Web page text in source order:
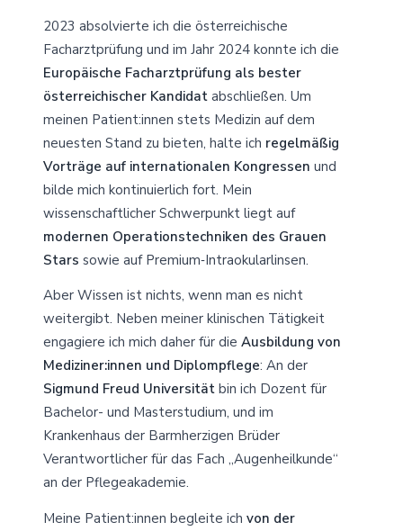
2023 absolvierte ich die österreichische
Facharztprüfung und im Jahr 2024 konnte ich die
Europäische Facharztprüfung als bester
österreichischer Kandidat abschließen. Um
meinen Patient:innen stets Medizin auf dem
neuesten Stand zu bieten, halte ich regelmäßig
Vorträge auf internationalen Kongressen und
bilde mich kontinuierlich fort. Mein
wissenschaftlicher Schwerpunkt liegt auf
modernen Operationstechniken des Grauen
Stars sowie auf Premium‑Intraokularlinsen.
Aber Wissen ist nichts, wenn man es nicht
weitergibt. Neben meiner klinischen Tätigkeit
engagiere ich mich daher für die Ausbildung von
Mediziner:innen und Diplompflege: An der
Sigmund Freud Universität bin ich Dozent für
Bachelor- und Masterstudium, und im
Krankenhaus der Barmherzigen Brüder
Verantwortlicher für das Fach „Augenheilkunde“
an der Pflegeakademie.
Meine Patient:innen begleite ich von der